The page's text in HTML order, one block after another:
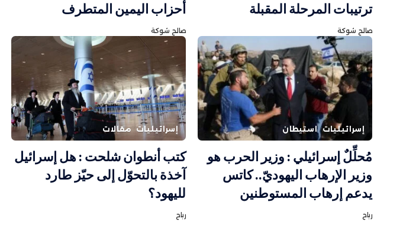
ترتيبات المرحلة المقبلة
صالح شوكة
أحزاب اليمين المتطرف
صالح شوكة
إسرائيليات استيطان
مُحلِّلٌ إسرائيلي : وزير الحرب هو
وزير الإرهاب اليهوديّ.. كاتس
يدعم إرهاب المستوطنين
رباح
إسرائيليات مقالات
كتب أنطوان شلحت : هل إسرائيل
آخذة بالتحوّل إلى حيّز طارد
لليهود؟
رباح